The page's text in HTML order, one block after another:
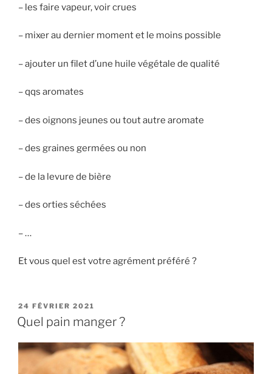
– les faire vapeur, voir crues
– mixer au dernier moment et le moins possible
– ajouter un filet d’une huile végétale de qualité
– qqs aromates
– des oignons jeunes ou tout autre aromate
– des graines germées ou non
– de la levure de bière
– des orties séchées
– …
Et vous quel est votre agrément préféré ?
PUBLIÉ
LE
24 FÉVRIER 2021
Quel pain manger ?